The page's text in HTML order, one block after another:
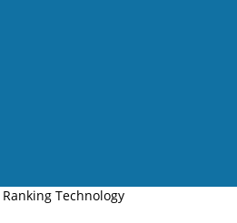
Ranking Technology